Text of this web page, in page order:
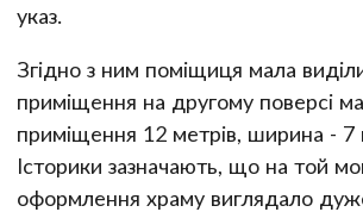
указ.
Згідно з ним поміщиця мала
приміщення на другому поверсі
приміщення 12 метрів, ширина - 7
Історики зазначають, що на той
оформлення храму виглядало